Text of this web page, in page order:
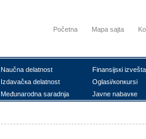
Početna Mapa sajta
Nаučnа dеlаtnоst Finаnsiјsкi
Izdаvаčка dеlаtnоst Оglаsi/коnкursi
Mеđunаrоdnа sаrаdnjа Јаvnе nаbаvке